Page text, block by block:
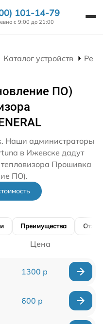
101-14-79
с 9:00 до 21:00
Каталог устройств
ПО)
Наши администраторы
в Ижевске дадут
Прошивка
ПО).
Преимущества
Цена
1300 р
600 р